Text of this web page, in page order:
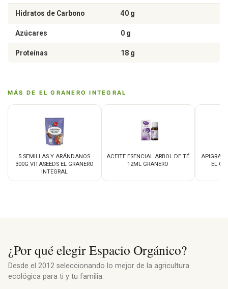
Hidratos de Carbono 40 g
Azúcares 0 g
Proteínas 18 g
MÁS DE EL GRANERO INTEGRAL
5 SEMILLAS Y ARÁNDANOS
300G VITASEEDS EL GRANERO
INTEGRAL
ACEITE ESENCIAL ARBOL DE TÉ
12ML GRANERO
APIGRAN
EL
¿Por qué elegir Espacio Orgánico?
Desde el 2012 seleccionando lo mejor de la agricultura
ecológica para ti y tu familia.